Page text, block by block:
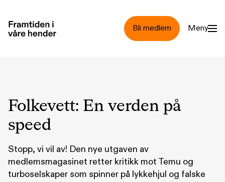
Bli medlem Meny
Folkevett: En verden på
speed
Stopp, vi vil av! Den nye utgaven av
medlemsmagasinet retter kritikk mot Temu og
turboselskaper som spinner på lykkehjul og falske